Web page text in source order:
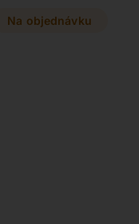
látek s praktickým
Na objednávku